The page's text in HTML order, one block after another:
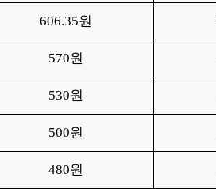
606.35원
570원
530원
500원
480원